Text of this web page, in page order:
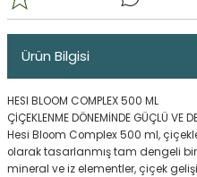
Ürün Bilgisi
HESI BLOOM COMPLEX 500 ML
ÇİÇEKLENME DÖNEMİNDE GÜÇLÜ VE
Hesi Bloom Complex 500 ml,
olarak tasarlanmış tam dengeli
mineral ve iz elementler, çiçek